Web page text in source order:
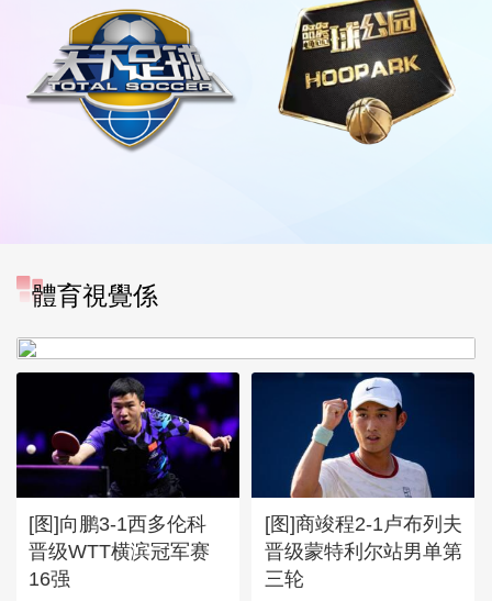
體育視覺係
[图]WTA1000多伦多站-张帅
[图]向鹏3-1西多伦科
晋级WTT横滨冠军赛
16强
[图]商竣程2-1卢布列夫
晋级蒙特利尔站男单第
三轮